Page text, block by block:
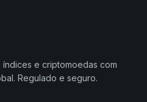
e criptomoedas com
Regulado e seguro.